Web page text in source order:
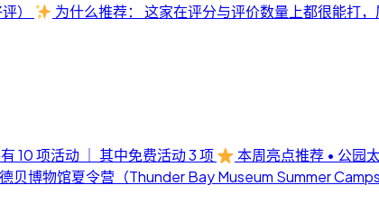
）
为什么推荐： 这家在评分与评价数量上都很能打
10 项活动 ｜ 其中免费活动 3 项
本周亮点推荐 • 公园
贝博物馆夏令营（Thunder Bay Museum Summer Camps